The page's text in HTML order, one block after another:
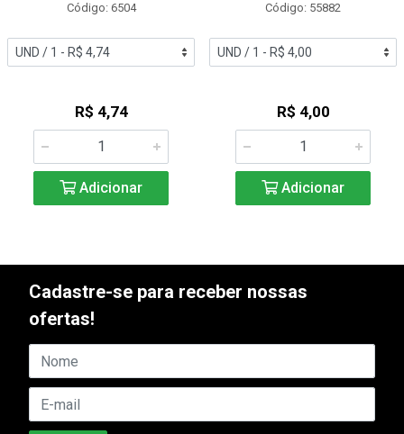
Código: 6504
R$ 4,74
Adicionar
Código: 55882
R$ 4,00
Adicionar
Cadastre-se para receber nossas
ofertas!